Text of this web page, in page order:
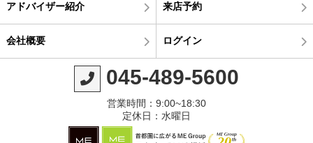
アドバイザー紹介 来店予約
会社概要 ログイン
045-489-5600
営業時間：9:00~18:30
定休日：水曜日